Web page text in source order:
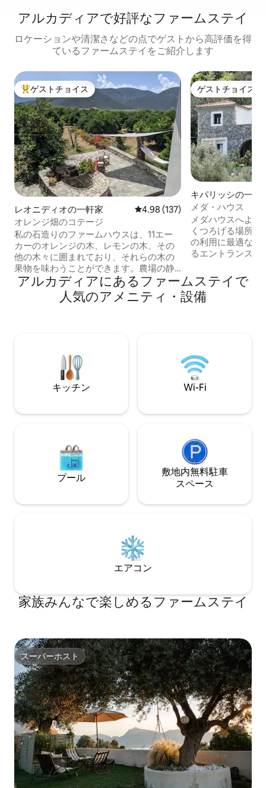
アルカディアで好評なファームステイ
ロケーションや清潔さなどの点でゲストから高評価を得
ているファームステイをご紹介します
大好評のゲストチョイスです。
ゲストチョイス
レオニディオの一軒家 レビュー137件、5つ星中4.98つ
4.98 (137)
オレンジ畑のコテージ
私の石造りのファームハウスは、11エー
カーのオレンジの木、レモンの木、その
他の木々に囲まれており、それらの木の
果物を味わうことができます。農場の静
かな雰囲気の中、巨大な桑の木の下にあ
る裏庭、古い井戸と広がる眺めは、あな
たをリラックスさせ、時代を遡らせ、自
しています。そこを登ることができま
す。穏やかで静かな、まるで楽園のよう
な場所があなたをお待ちしています！
ゲストチョイス
ゲストチョイス
キパリッシの一軒
メダ・ハウス
メダハウスへよ
くつろげる場所
の利用に最適なこ
るエントランスが
家には、ベッド
室、リビングルー
ッチン、素晴らし
なたの感覚を甘や
アルカディアにあるファームステイで
人気のアメニティ・設備
キッチン Wi-Fi
プール
敷地内無料駐⁠車
ス⁠ペ⁠ー⁠ス
エアコン
家族みんなで楽しめるファームステイ
スーパーホスト
スーパーホスト